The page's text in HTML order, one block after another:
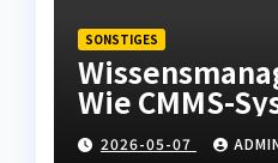
SONSTIGES
Wie CMMS-
2026-05-07